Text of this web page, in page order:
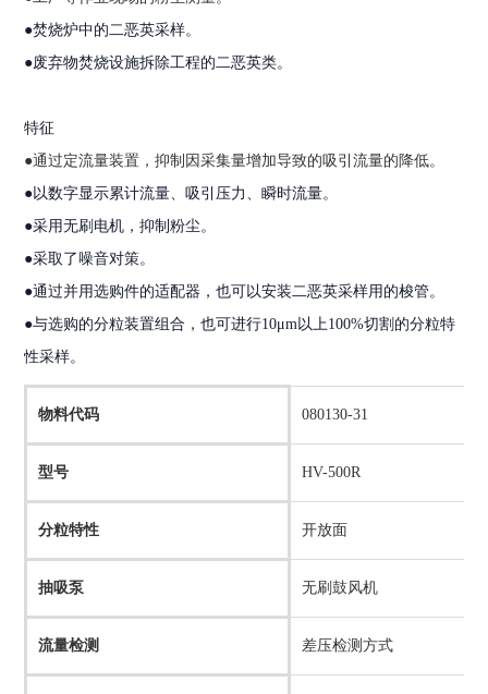
●焚烧炉中的二恶英采样。
●废弃物焚烧设施拆除工程的二恶英类。
特征
●通过定流量装置，抑制因采集量增加导致的吸引流量的降低。
●以数字显示累计流量、吸引压力、瞬时流量。
●采用无刷电机，抑制粉尘。
●采取了噪音对策。
●通过并用选购件的适配器，也可以安装二恶英采样用的梭管。
●与选购的分粒装置组合，也可进行10μm以上100%切割的分粒特
性采样。
物料代码 080130-31
型号 HV-500R
分粒特性 开放面
抽吸泵 无刷鼓风机
流量检测 差压检测方式